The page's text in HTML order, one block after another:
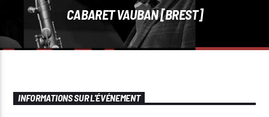
CABARET VAUBAN [BREST]
INFORMATIONS SUR L'ÉVÉNEMENT